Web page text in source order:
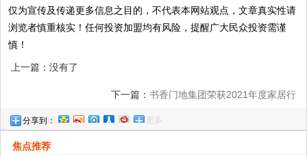
仅为宣传及传递更多信息之目的，不代表本网站观点，文章真实性请
浏览者慎重核实！任何投资加盟均有风险，提醒广大民众投资需谨
慎！
上一篇：没有了
下一篇： 书香门地集团荣获2021年度家居行
分享到： 更多
焦点推荐